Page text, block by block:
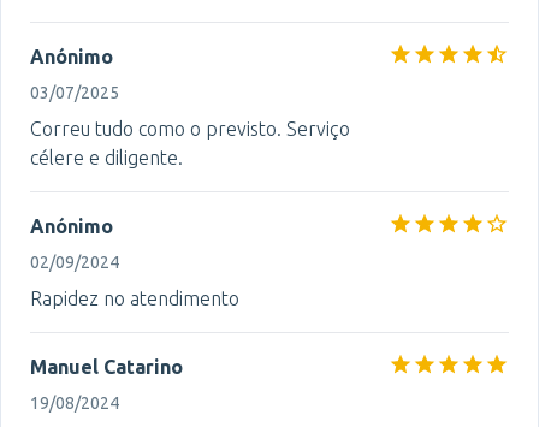
Anónimo
03/07/2025
Correu tudo como o previsto. Serviço
célere e diligente.
Anónimo
02/09/2024
Rapidez no atendimento
Manuel Catarino
19/08/2024